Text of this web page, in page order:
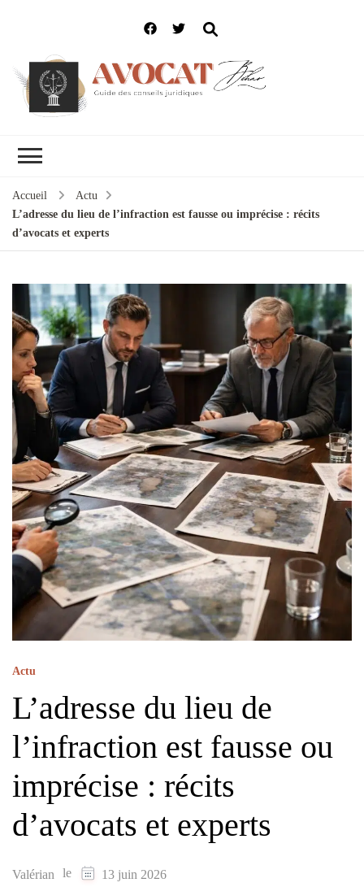
Accueil
Actu
L’adresse du lieu de l’infraction est fausse ou imprécise : récits
d’avocats et experts
Actu
L’adresse du lieu de
l’infraction est fausse ou
imprécise : récits
d’avocats et experts
Valérian le 13 juin 2026